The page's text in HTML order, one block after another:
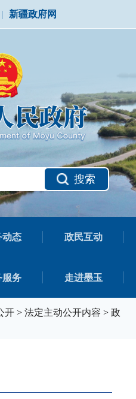
| 新疆政府网
搜索
动态 政民互动
服务 走进墨玉
开 > 法定主动公开内容 > 政